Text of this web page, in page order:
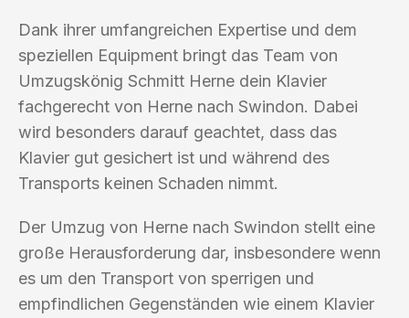
Dank ihrer umfangreichen Expertise und dem
speziellen Equipment bringt das Team von
Umzugskönig Schmitt Herne dein Klavier
fachgerecht von Herne nach Swindon. Dabei
wird besonders darauf geachtet, dass das
Klavier gut gesichert ist und während des
Transports keinen Schaden nimmt.
Der Umzug von Herne nach Swindon stellt eine
große Herausforderung dar, insbesondere wenn
es um den Transport von sperrigen und
empfindlichen Gegenständen wie einem Klavier